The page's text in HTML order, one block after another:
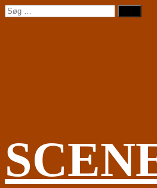
Videre
til
Søg
efter: